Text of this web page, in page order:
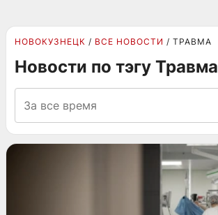
НОВОКУЗНЕЦК ВСЕ НОВОСТИ ТРАВМА
Новости по тэгу Травма